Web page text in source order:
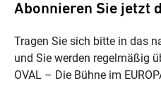
Abonnieren Sie jetzt
Tragen Sie sich bitte in das
und Sie werden regelmäßig
OVAL – Die Bühne im